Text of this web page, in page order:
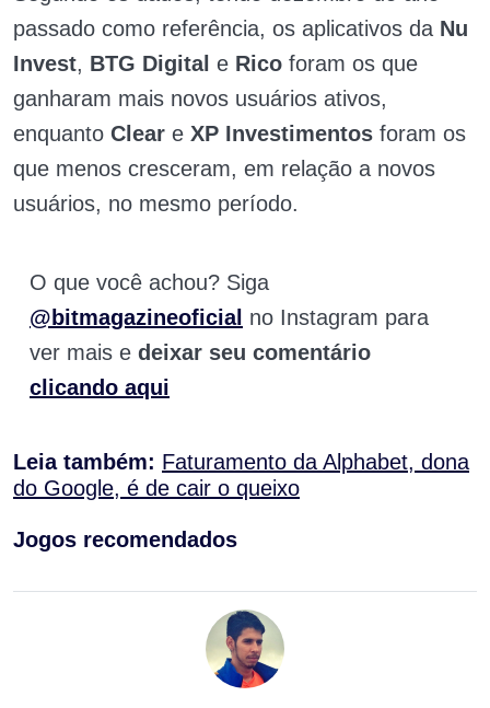
passado como referência, os aplicativos da Nu
Invest, BTG Digital e Rico foram os que
ganharam mais novos usuários ativos,
enquanto Clear e XP Investimentos foram os
que menos cresceram, em relação a novos
usuários, no mesmo período.
O que você achou? Siga
@bitmagazineoficial no Instagram para
ver mais e deixar seu comentário
clicando aqui
Leia também: Faturamento da Alphabet, dona
do Google, é de cair o queixo
Jogos recomendados